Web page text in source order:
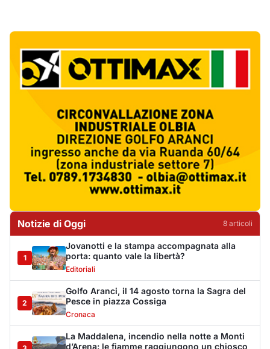
Notizie di Oggi 8 articoli
1
Jovanotti e la stampa accompagnata alla
porta: quanto vale la libertà?
Editoriali
2
Golfo Aranci, il 14 agosto torna la Sagra del
Pesce in piazza Cossiga
Cronaca
La Maddalena, incendio nella notte a Monti
d’Arena: le fiamme raggiungono un chiosco